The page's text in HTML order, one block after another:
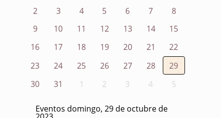
2
3 4 5 6 7
8
9
10 11 12 13 14
15
16
17 18 19 20 21
22
23
24 25 26 27 28
29
30
31 1 2 3 4 5
Eventos domingo, 29 de octubre de